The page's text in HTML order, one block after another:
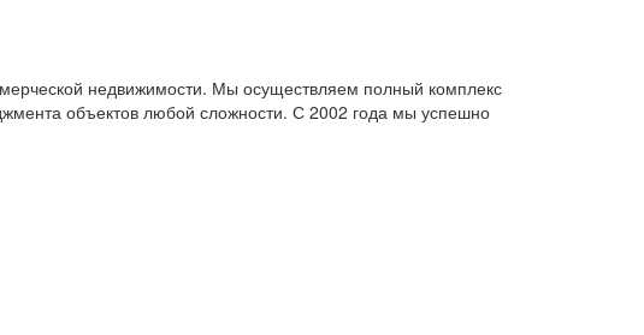
недвижимости. Мы осуществляем полный комплекс
объектов любой сложности. С 2002 года мы успешно